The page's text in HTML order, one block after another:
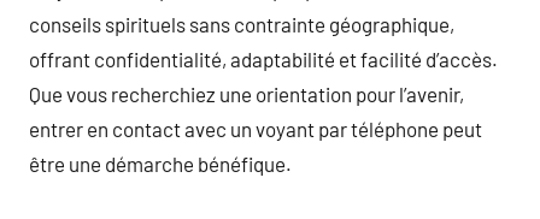
conseils spirituels sans contrainte géographique,
offrant confidentialité, adaptabilité et facilité d’accès.
Que vous recherchiez une orientation pour l’avenir,
entrer en contact avec un voyant par téléphone peut
être une démarche bénéfique.